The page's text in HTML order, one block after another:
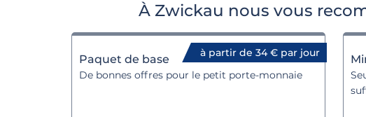
À Zwickau nous vous
à partir de 34 € par jour
Paquet de base
De bonnes offres pour le petit porte-monnaie